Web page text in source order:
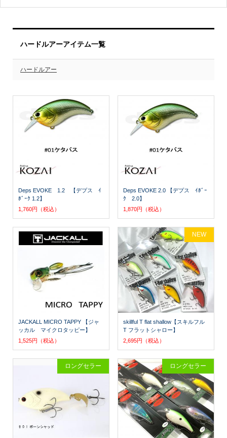
ハードルアーアイテム一覧
ハードルアー
Deps EVOKE 1.2 【デプス ｲ
ﾎﾞｰｸ 1.2】
1,760円（税込）
Deps EVOKE 2.0 【デプス ｲﾎﾞｰ
ｸ 2.0】
1,870円（税込）
JACKALL MICRO TAPPY 【ジャ
ッカル マイクロタッピー】
1,525円（税込）
skillful T flat shallow【スキルフル
T フラットシャロー】
2,695円（税込）
NEW
ロングセラー ロングセラー